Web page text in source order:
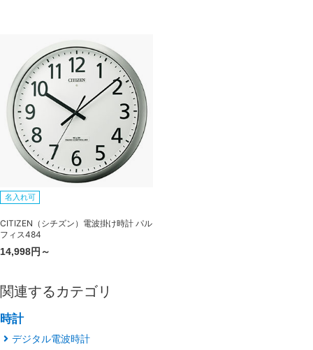
名入れ可
CITIZEN（シチズン）電波掛け時計 パル
フィス484
14,998円～
関連するカテゴリ
時計
デジタル電波時計